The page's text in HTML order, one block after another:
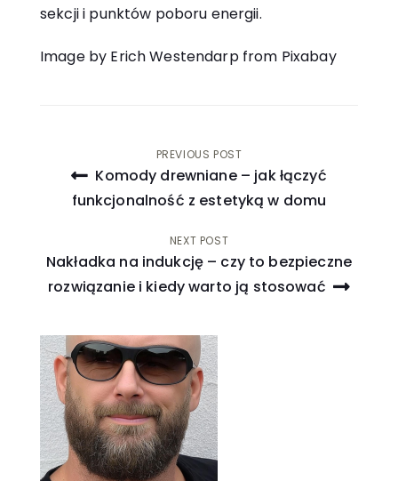
sekcji i punktów poboru energii.
Image by Erich Westendarp from Pixabay
Nawigacja
wpisu
PREVIOUS POST
Komody drewniane – jak łączyć
funkcjonalność z estetyką w domu
NEXT POST
Nakładka na indukcję – czy to bezpieczne
rozwiązanie i kiedy warto ją stosować